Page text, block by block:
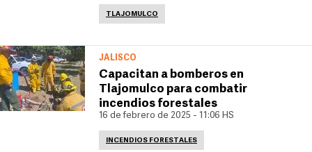
TLAJOMULCO
JALISCO
Capacitan a bomberos en
Tlajomulco para combatir
incendios forestales
16 de febrero de 2025 - 11:06 HS
INCENDIOS FORESTALES